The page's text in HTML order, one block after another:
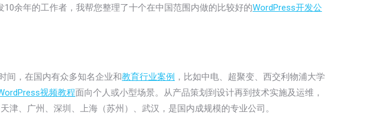
10余年的工作者，我帮您整理了十个在中国范围内做的比较好的WordPress开发公
间，在国内有众多知名企业和教育行业案例 ，比如中电、超聚变、西交利物浦大学
视频教程面向个人或小型场景。从产品策划到设计再到技术实施及运维，
、广州、深圳、上海（苏州）、武汉，是国内成规模的专业公司。